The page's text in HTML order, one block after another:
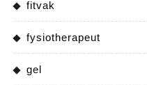
fitvak
fysiotherapeut
gel